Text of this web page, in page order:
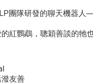
團隊研發的聊天機器人
紅鸚鵡，聰穎善談的牠
友善